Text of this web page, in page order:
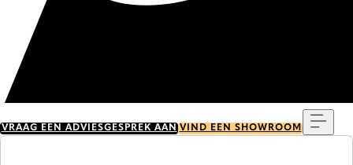
VRAAG EEN ADVIESGESPREK AAN VIND EEN SHOWROOM